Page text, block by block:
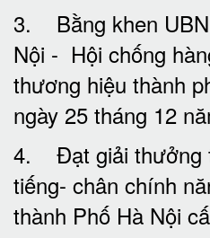
3. Bằng khen
Nội - Hội chống
thương hiệu thành
ngày 25 tháng 12
4. Đạt giải thưởng
tiếng- chân chính
thành Phố Hà Nội